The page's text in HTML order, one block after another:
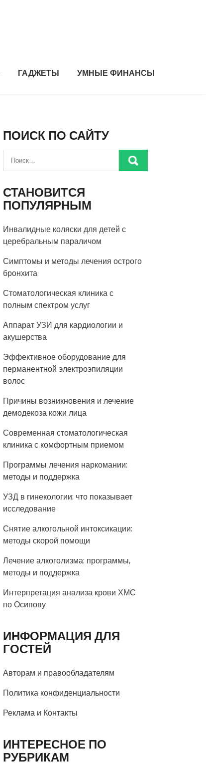
ГАДЖЕТЫ УМНЫЕ ФИНАНСЫ
ПОИСК ПО САЙТУ
СТАНОВИТСЯ
ПОПУЛЯРНЫМ
Инвалидные коляски для детей с
церебральным параличом
Симптомы и методы лечения острого
бронхита
Стоматологическая клиника с
полным спектром услуг
Аппарат УЗИ для кардиологии и
акушерства
Эффективное оборудование для
перманентной электроэпиляции
волос
Причины возникновения и лечение
демодекоза кожи лица
Современная стоматологическая
клиника с комфортным приемом
Программы лечения наркомании:
методы и поддержка
УЗД в гинекологии: что показывает
исследование
Снятие алкогольной интоксикации:
методы скорой помощи
Лечение алкоголизма: программы,
методы и поддержка
Интерпретация анализа крови ХМС
по Осипову
ИНФОРМАЦИЯ ДЛЯ
ГОСТЕЙ
Авторам и правообладателям
Политика конфиденциальности
Реклама и Контакты
ИНТЕРЕСНОЕ ПО
РУБРИКАМ